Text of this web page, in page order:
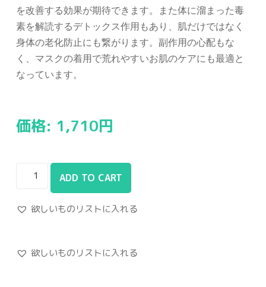
を改善する効果が期待できます。また体に溜まった毒
素を解読するデトックス作用もあり、肌だけではなく
身体の老化防止にも繋がります。副作用の心配もな
く、マスクの着用で荒れやすいお肌のケアにも最適と
なっています。
価格: 1,710円
ADD TO CART
欲しいものリストに入れる
欲しいものリストに入れる